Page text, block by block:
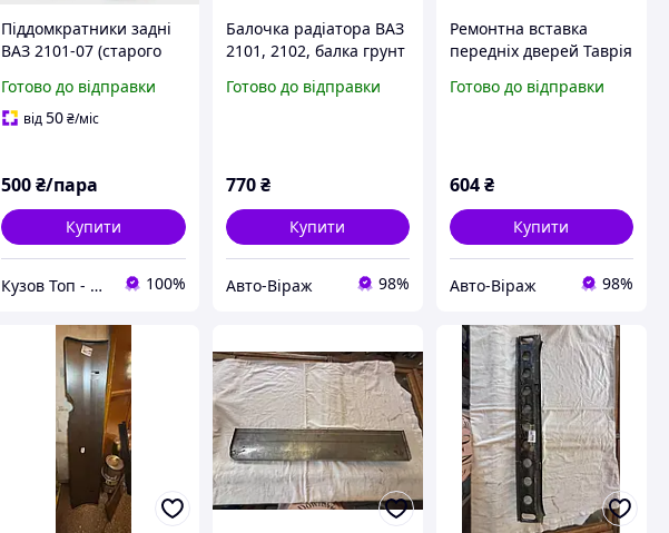
Піддомкратники задні
ВАЗ 2101-07 (старого
Готово до відправки
від50₴/міс
500₴/пара
Купити
Кузов Топ - кузовні запчастини, які стають як рідні 100%
Балочка радіатора ВАЗ
2101, 2102, балка грунт
Готово до відправки
770 ₴
Купити
Авто-Віраж 98%
Ремонтна вставка
передніх дверей Таврія
Готово до відправки
604₴
Купити
Авто-Віраж 98%